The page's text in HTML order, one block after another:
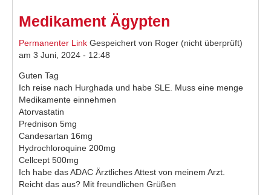
Medikament Ägypten
Permanenter Link Gespeichert von Roger (nicht überprüft)
am 3 Juni, 2024 - 12:48
Guten Tag
Ich reise nach Hurghada und habe SLE. Muss eine menge
Medikamente einnehmen
Atorvastatin
Prednison 5mg
Candesartan 16mg
Hydrochloroquine 200mg
Cellcept 500mg
Ich habe das ADAC Ärztliches Attest von meinem Arzt.
Reicht das aus? Mit freundlichen Grüßen